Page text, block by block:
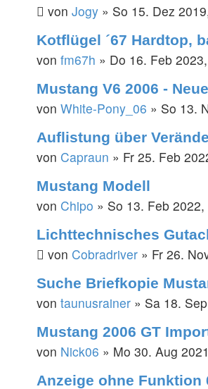
von Jogy » So 15. Dez
Kotflügel ´67 Hardtop,
von fm67h » Do 16. Feb
Mustang V6 2006 -
von White-Pony_06 » So 13.
Auflistung über
von Capraun » Fr 25. Feb
Mustang Modell
von Chipo » So 13. Feb
Lichttechnisches
von Cobradriver » Fr 26.
Suche Briefkopie
von taunusrainer » Sa 18.
Mustang 2006 GT
von Nick06 » Mo 30. Aug
Anzeige ohne Funktion